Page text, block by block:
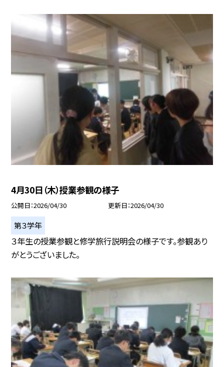
4月30日（木）授業参観の様子
公開日 2026/04/30 更新日 2026/04/30
第３学年
３年生の授業参観と修学旅行説明会の様子です。参観あり
がとうございました。